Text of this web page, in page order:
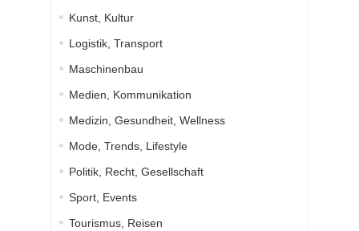
Kunst, Kultur
Logistik, Transport
Maschinenbau
Medien, Kommunikation
Medizin, Gesundheit, Wellness
Mode, Trends, Lifestyle
Politik, Recht, Gesellschaft
Sport, Events
Tourismus, Reisen